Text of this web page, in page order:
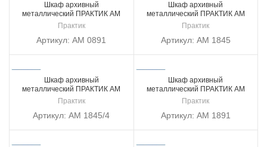
Шкаф архивный
металлический ПРАКТИК AM
0891
Практик
Артикул:AM 0891
Шкаф архивный
металлический ПРАКТИК AM
1845
Практик
Артикул: AM 1845
Шкаф архивный
металлический ПРАКТИК AM
1845/4
Практик
Артикул:AM 1845/4
Шкаф архивный
металлический ПРАКТИК AM
1891
Практик
Артикул: AM 1891